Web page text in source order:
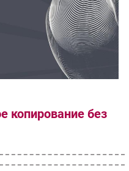
копирование без